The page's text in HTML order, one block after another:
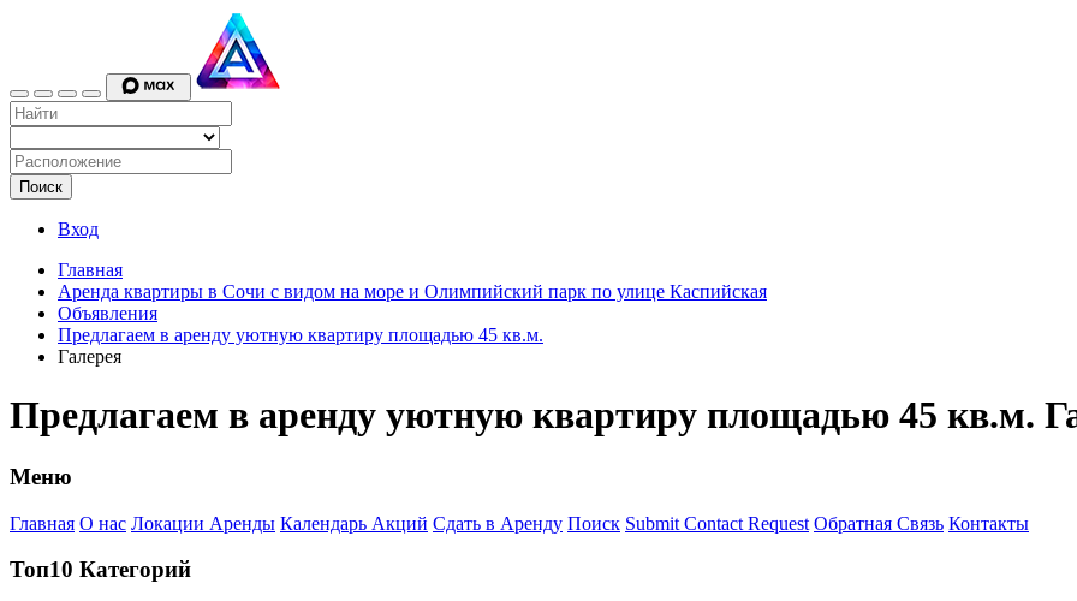
Поиск
Вход
Главная
Аренда квартиры в Сочи с видом на море и Олимпийский парк по улице Каспийская
Объявления
Предлагаем в аренду уютную квартиру площадью 45 кв.м.
Галерея
Предлагаем в аренду уютную квартиру площадью 45 кв.м.
Меню
Главная О нас Локации Аренды Календарь Акций Сдать в Аренду Поиск Submit Contact Request Обратная Связь Контакты
Топ10 Категорий